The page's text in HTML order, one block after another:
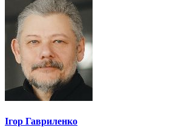
Ігор Гавриленко